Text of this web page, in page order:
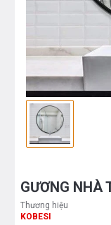
GƯƠNG NHÀ
Thương hiệu
KOBESI